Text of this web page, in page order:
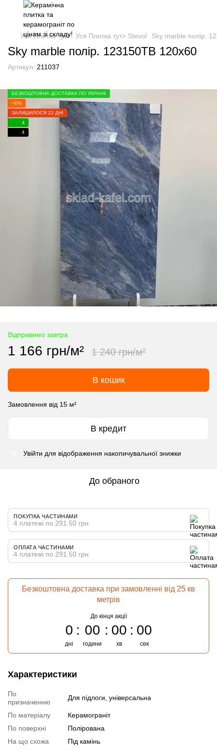
Уся Плитка тут> Уся Плитка тут> Stevol Sky marble полір.
Sky marble полір. 123150TB 120х60
Артикул: 211037
БЕЗКОШТОВНА ДОСТАВКА ПО УКРАЇНІ
−6%
ЗАЛИШИЛОСЯ 22 ДНІ
4
4
Відправимо завтра
1 166 грн/м² 1 240 грн/м²
В кошик
Замовлення від 15 м²
В кредит
Увійти для відображення накопичувальної знижки
До обраного
ПОКУПКА ЧАСТИНАМИ
4 платежі по 291.50 грн
ОПЛАТА ЧАСТИНАМИ
4 платежі по 291.50 грн
Безкоштовна доставка при замовленні від 25 кв
метрів
До кінця акції
0
дні
00
години
00
хв
00
сек
Характеристики
По
призначенню
Для підлоги, універсальна
По матеріалу
Керамограніт
По поверхні
Полірована
На що схожа
Під камінь